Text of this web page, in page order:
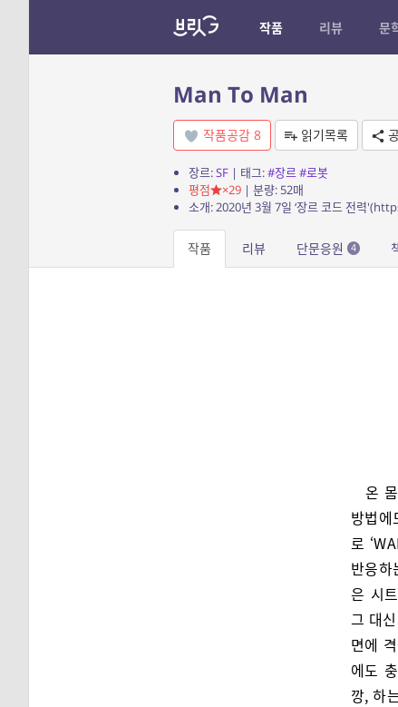
작품 리뷰 문
Man To Man
작품공감 8 읽기목록
장르:SF| 태그:#장르#로봇
평점
×29| 분량: 52매
소개: 2020년 3월 7일 ‘장르 코드 전력
작품 리뷰 단문응원 4
온
방법
로
반응
은 시
그 대
면에
에도
깡, 하